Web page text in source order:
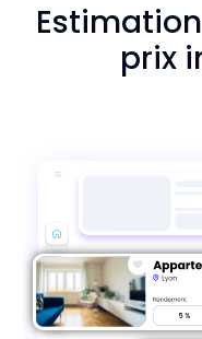
prix